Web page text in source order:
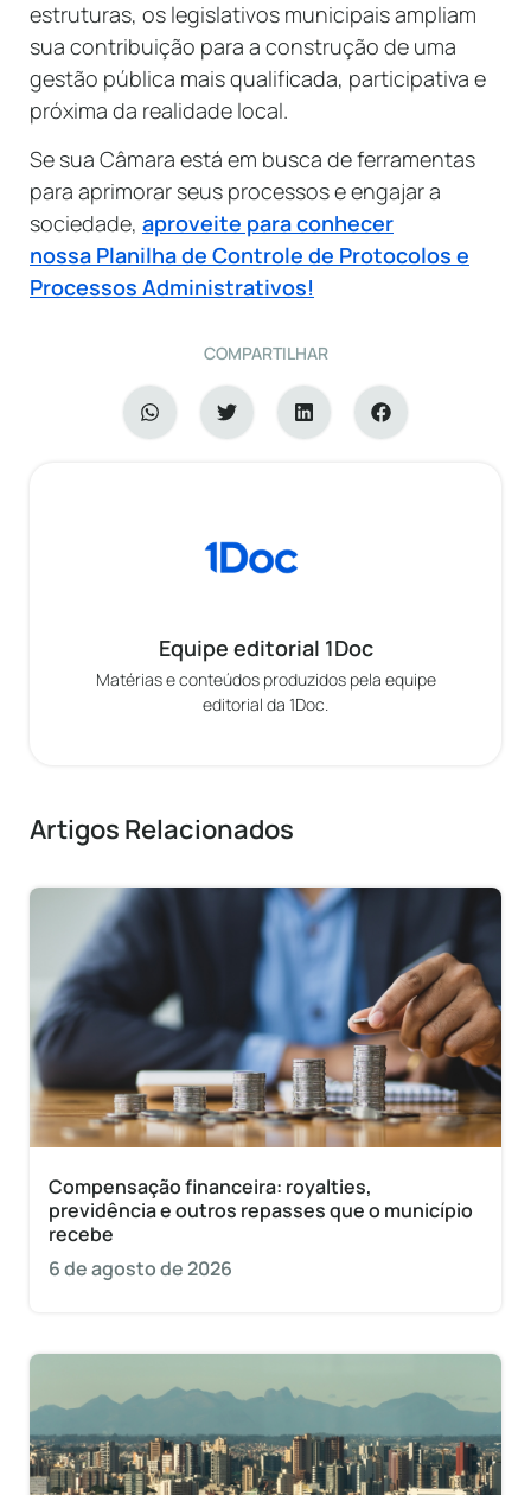
estruturas, os legislativos municipais ampliam
sua contribuição para a construção de uma
gestão pública mais qualificada, participativa e
próxima da realidade local.
Se sua Câmara está em busca de ferramentas
para aprimorar seus processos e engajar a
sociedade, aproveite para conhecer
nossa Planilha de Controle de Protocolos e
Processos Administrativos!
COMPARTILHAR
Equipe editorial 1Doc
Matérias e conteúdos produzidos pela equipe
editorial da 1Doc.
Artigos Relacionados
Compensação financeira: royalties,
previdência e outros repasses que o município
recebe
6 de agosto de 2026